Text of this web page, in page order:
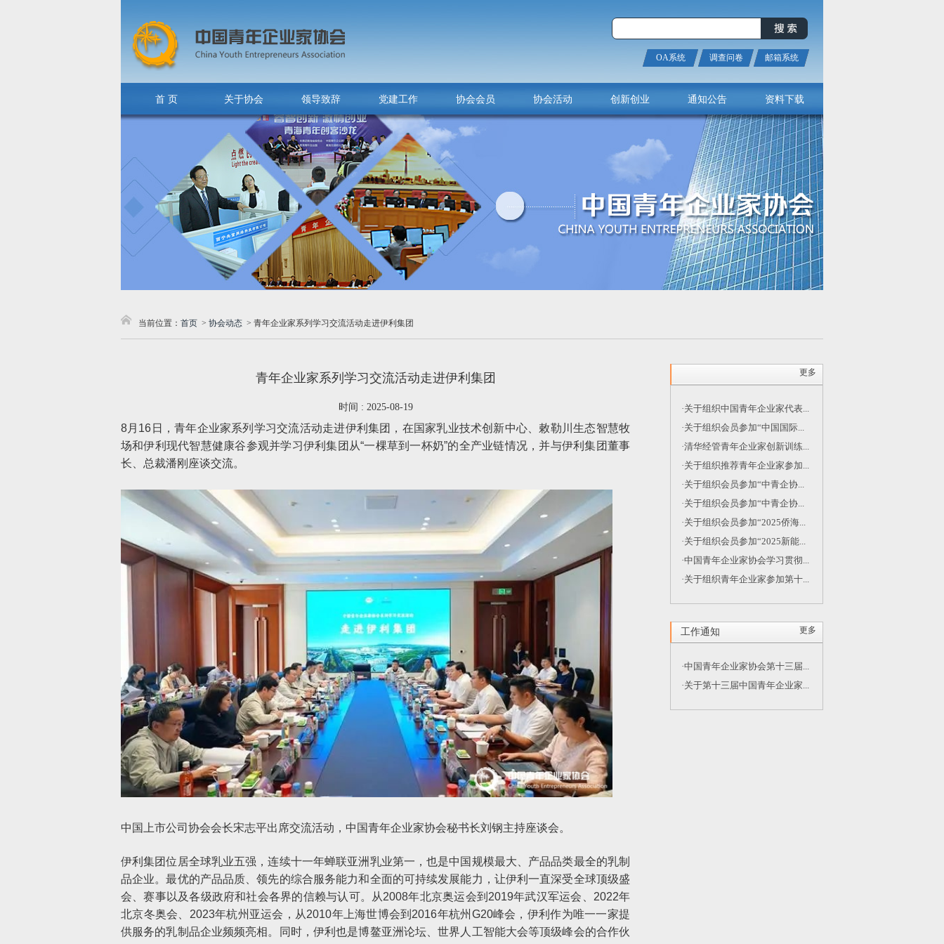
OA系统 调查问卷 邮箱系统
首 页 关于协会 领导致辞 党建工作 协会会员 协会活动 创新创业 通知公告 资料下载
当前位置： 首页 > 协会动态 > 青年企业家系列学习交流活动走进伊利集团
青年企业家系列学习交流活动走进伊利集团
时间 : 2025-08-19
8月16日，青年企业家系列学习交流活动走进伊利集团，在国家乳业技术创新中心、敕勒川生态智慧牧
场和伊利现代智慧健康谷参观并学习伊利集团从“一棵草到一杯奶”的全产业链情况，并与伊利集团董事
长、总裁潘刚座谈交流。
中国上市公司协会会长宋志平出席交流活动，中国青年企业家协会秘书长刘钢主持座谈会。
伊利集团位居全球乳业五强，连续十一年蝉联亚洲乳业第一，也是中国规模最大、产品品类最全的乳制
品企业。最优的产品品质、领先的综合服务能力和全面的可持续发展能力，让伊利一直深受全球顶级盛
会、赛事以及各级政府和社会各界的信赖与认可。从2008年北京奥运会到2019年武汉军运会、2022年
北京冬奥会、2023年杭州亚运会，从2010年上海世博会到2016年杭州G20峰会，伊利作为唯一一家提
供服务的乳制品企业频频亮相。同时，伊利也是博鳌亚洲论坛、世界人工智能大会等顶级峰会的合作伙
更多
·关于组织中国青年企业家代表...
·关于组织会员参加“中国国际...
·清华经管青年企业家创新训练...
·关于组织推荐青年企业家参加...
·关于组织会员参加“中青企协...
·关于组织会员参加“中青企协...
·关于组织会员参加“2025侨海...
·关于组织会员参加“2025新能...
·中国青年企业家协会学习贯彻...
·关于组织青年企业家参加第十...
工作通知 更多
·中国青年企业家协会第十三届...
·关于第十三届中国青年企业家...